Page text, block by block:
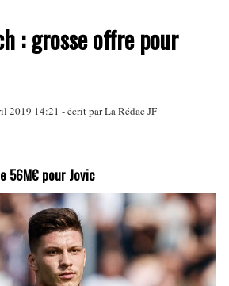
: grosse offre pour
2019 14:21 - écrit par La Rédac JF
56M€ pour Jovic